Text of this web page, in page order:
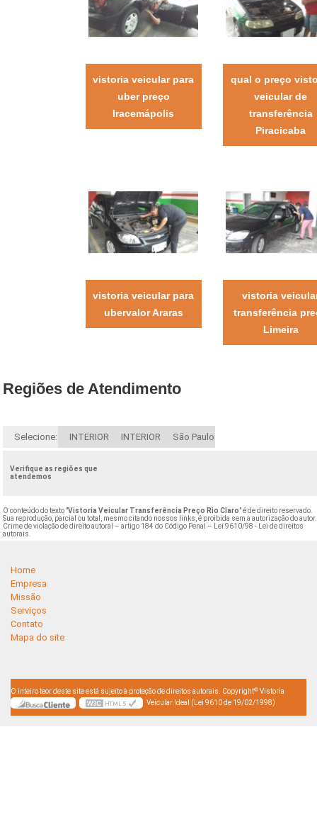
vistoria veicular para
uber preço
Iracemápolis
qual o preço
veicular de
transferência
Piracicaba
vistoria veicular para
ubervalor Araras
vistoria
transferência
Limeira
Regiões de Atendimento
Selecione: INTERIOR INTERIOR São Paulo
Verifique as regiões que
atendemos
O conteúdo do texto "Vistoria Veicular Transferência Preço Rio Claro" é de direito reservado.
Sua reprodução, parcial ou total, mesmo citando nossos links, é proibida sem a autorização do autor.
Crime de violação de direito autoral – artigo 184 do Código Penal –
Lei 9610/98 - Lei de direitos
autorais
Home
Empresa
Missão
Serviços
Contato
Mapa do site
O inteiro teor deste site está sujeito à proteção de direitos autorais. Copyright© Vistoria
Veicular Ideal (Lei 9610 de 19/02/1998)